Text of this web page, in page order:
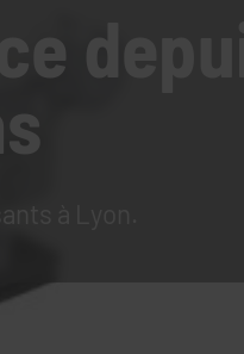
depuis
à Lyon.